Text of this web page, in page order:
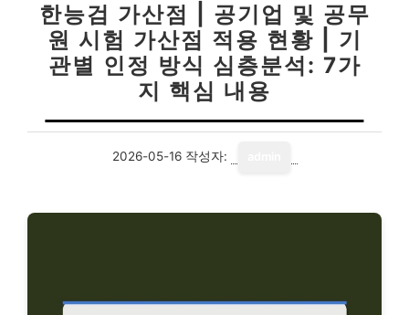
한능검 가산점 | 공기업 및 공무
원 시험 가산점 적용 현황 | 기
관별 인정 방식 심층분석: 7가
지 핵심 내용
2026-05-16 작성자: